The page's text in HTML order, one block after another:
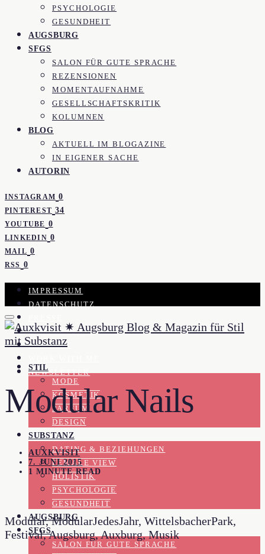
PSYCHOLOGIE
GESUNDHEIT
AUGSBURG
SFGS
SALON FÜR GUTE SPRACHE
REZENSIONEN
MOMENTAUFNAHME
GESELLSCHAFTSKRITIK
KOLUMNEN
BLOG
AKTUELL IM BLOGAZINE
IN EIGENER SACHE
AUTORIN
INSTAGRAM 0
PINTEREST 34
YOUTUBE 0
LINKEDIN 0
MAIL 0
RSS 0
IMPRESSUM
DATENSCHUTZ
KOOPERATION
KONTAKT
NEWSLETTER
STIL
MODE
KOSMETIK
PARFUM
DESIGN
SUBSTANZ
DATING & BEZIEHUNGEN
FEMALE VIEW
HOLISTIK
PSYCHOLOGIE
GESUNDHEIT
AUGSBURG
SFGS
SALON FÜR GUTE SPRACHE
Modular Nails
AUXKVISIT
7. JUNI 2015
1 MINUTE READ
Modular, ModularJedesJahr, WittelsbacherPark,
Festival, Augsburg, Auxburg, Musik